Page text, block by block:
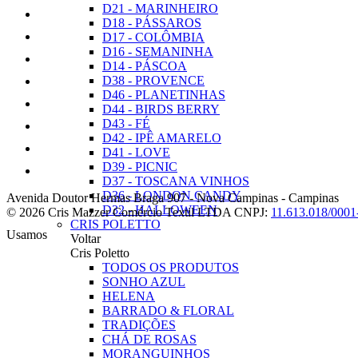
D21 - MARINHEIRO
D18 - PÁSSAROS
D17 - COLÔMBIA
D16 - SEMANINHA
D14 - PÁSCOA
D38 - PROVENCE
D46 - PLANETINHAS
D44 - BIRDS BERRY
D43 - FÉ
D42 - IPÊ AMARELO
D41 - LOVE
D39 - PICNIC
D37 - TOSCANA VINHOS
D36 - LONDON CANDY
D32 - HALLOWEEN
CRIS POLETTO
Voltar
Cris Poletto
TODOS OS PRODUTOS
SONHO AZUL
HELENA
BARRADO & FLORAL
TRADIÇÕES
CHÁ DE ROSAS
MORANGUINHOS
Avenida Doutor Hermas Braga 907-Nova Campinas - Campinas
© 2026 Cris Mazzer Comércio Textil LTDA CNPJ: 11.613.018/
Usamos